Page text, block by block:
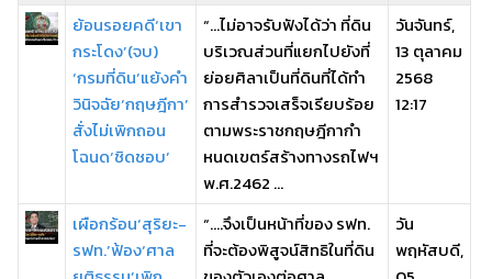
ย้อนรอยคดี‘เขา
กระโดง’(จบ)
‘กรมที่ดิน’แย้งคำ
วินิจฉัย‘กฤษฎีกา’
สั่งไม่เพิกถอน
โฉนด‘ชิดชอบ’
“…ไม่อาจรับฟังได้ว่า ที่ดิน
บริเวณส่วนที่แยกไปยังที่
ย่อยศิลาเป็นที่ดินที่ได้ทำ
การสํารวจเสร็จเรียบร้อย
ตามพระราชกฤษฎีกากำ
หนดเขตร์สร้างทางรถไฟฯ
พ.ศ.2462 ...
วันจันทร์,
13 ตุลาคม
2568
12:17
เผือกร้อน‘สุริยะ-
รฟท.’ฟ้อง‘ศาล
“….จึงเป็นหน้าที่ของ รฟท.
ที่จะต้องพิสูจน์สิทธิในที่ดิน
วัน
พฤหัสบดี,